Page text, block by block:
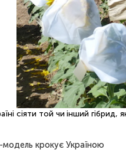
сіяти той чи інший
модель крокує Україною